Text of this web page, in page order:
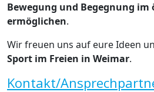
Bewegung und Begegnung
ermöglichen.
Wir freuen uns auf eure Ideen
Sport im Freien in Weimar.
Kontakt/